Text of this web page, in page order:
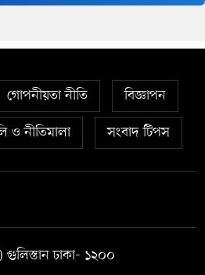
গোপনীয়তা নীতি
বিজ্ঞাপন
ও নীতিমালা সংবাদ টিপস
গুলিস্তান ঢাকা- ১২০০